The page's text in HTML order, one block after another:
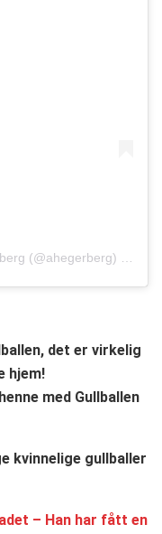
(@ahegerberg) Nov.
det er virkelig
hjem!
med Gullballen
kvinnelige gullballer
– Han har fått en